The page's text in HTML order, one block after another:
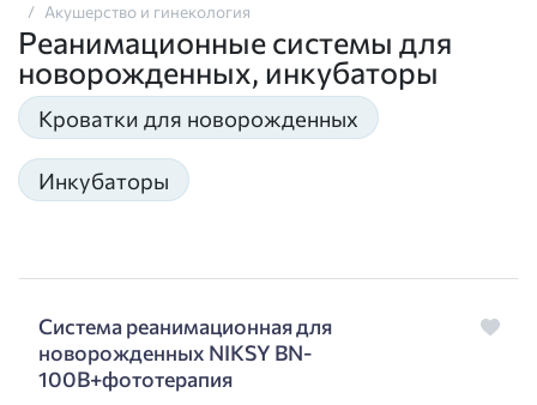
Акушерство и гинекология
Реанимационные системы для
новорожденных, инкубаторы
Кроватки для новорожденных
Инкубаторы
Система реанимационная для
новорожденных NIKSY BN-
100B+фототерапия